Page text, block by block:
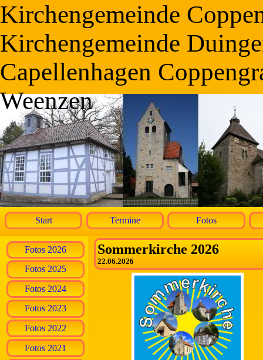
Kirchengemeinde
Kirchengemeinde
Capellenhagen
Weenzen
Start Termine Fotos
Fotos 2026
Fotos 2025
Fotos 2024
Fotos 2023
Fotos 2022
Fotos 2021
Sommerkirche 2026
22.06.2026